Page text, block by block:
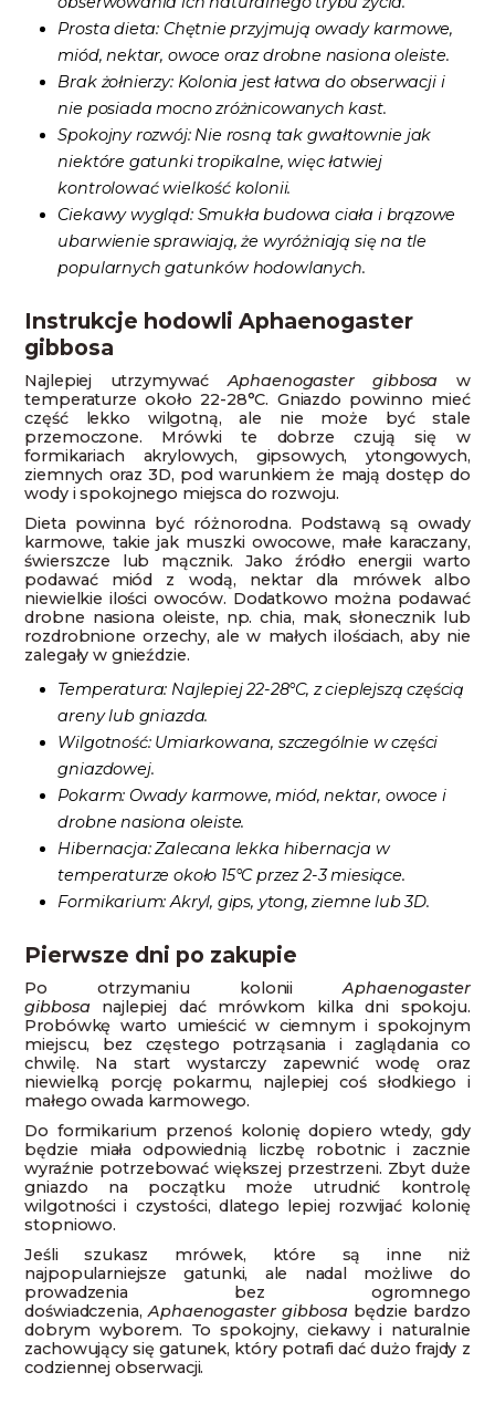
Prosta dieta: Chętnie przyjmują owady karmowe,
miód, nektar, owoce oraz drobne nasiona oleiste.
Brak żołnierzy: Kolonia jest łatwa do obserwacji i
nie posiada mocno zróżnicowanych kast.
Spokojny rozwój: Nie rosną tak gwałtownie jak
niektóre gatunki tropikalne, więc łatwiej
kontrolować wielkość kolonii.
Ciekawy wygląd: Smukła budowa ciała i brązowe
ubarwienie sprawiają, że wyróżniają się na tle
popularnych gatunków hodowlanych.
Instrukcje hodowli Aphaenogaster
gibbosa
Najlepiej utrzymywaćAphaenogaster gibbosa w
temperaturze około 22-28°C. Gniazdo powinno mieć
część lekko wilgotną, ale nie może być stale
przemoczone. Mrówki te dobrze czują się w
formikariach akrylowych, gipsowych, ytongowych,
ziemnych oraz 3D, pod warunkiem że mają dostęp do
wody i spokojnego miejsca do rozwoju.
Dieta powinna być różnorodna. Podstawą są owady
karmowe, takie jak muszki owocowe, małe karaczany,
świerszcze lub mącznik. Jako źródło energii warto
podawać miód z wodą, nektar dla mrówek albo
niewielkie ilości owoców. Dodatkowo można podawać
drobne nasiona oleiste, np. chia, mak, słonecznik lub
rozdrobnione orzechy, ale w małych ilościach, aby nie
zalegały w gnieździe.
Temperatura: Najlepiej 22-28°C, z cieplejszą częścią
areny lub gniazda.
Wilgotność: Umiarkowana, szczególnie w części
gniazdowej.
Pokarm: Owady karmowe, miód, nektar, owoce i
drobne nasiona oleiste.
Hibernacja: Zalecana lekka hibernacja w
temperaturze około 15°C przez 2-3 miesiące.
Formikarium: Akryl, gips, ytong, ziemne lub 3D.
Pierwsze dni po zakupie
Po otrzymaniu koloniiAphaenogaster
gibbosanajlepiej dać mrówkom kilka dni spokoju.
Probówkę warto umieścić w ciemnym i spokojnym
miejscu, bez częstego potrząsania i zaglądania co
chwilę. Na start wystarczy zapewnić wodę oraz
niewielką porcję pokarmu, najlepiej coś słodkiego i
małego owada karmowego.
Do formikarium przenoś kolonię dopiero wtedy, gdy
będzie miała odpowiednią liczbę robotnic i zacznie
wyraźnie potrzebować większej przestrzeni. Zbyt duże
gniazdo na początku może utrudnić kontrolę
wilgotności i czystości, dlatego lepiej rozwijać kolonię
stopniowo.
Jeśli szukasz mrówek, które są inne niż
najpopularniejsze gatunki, ale nadal możliwe do
prowadzenia bez ogromnego
doświadczenia,Aphaenogaster gibbosabędzie bardzo
dobrym wyborem. To spokojny, ciekawy i naturalnie
zachowujący się gatunek, który potrafi dać dużo frajdy z
codziennej obserwacji.